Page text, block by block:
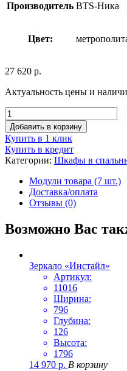
Производитель BTS-Ника
Цвет:
27 620 р.
Актуальность цены и
Добавить в корзину
Купить в 1 клик
Купить в кредит
Категории: Шкафы в
Модули товара (7 шт.)
Доставка/оплата
Отзывы (0)
Возможно Вас
Зеркало «Инстайл»
Артикул:
11016
Ширина:
796
Глубина:
126
Высота:
1796
14 970 р. В корзину